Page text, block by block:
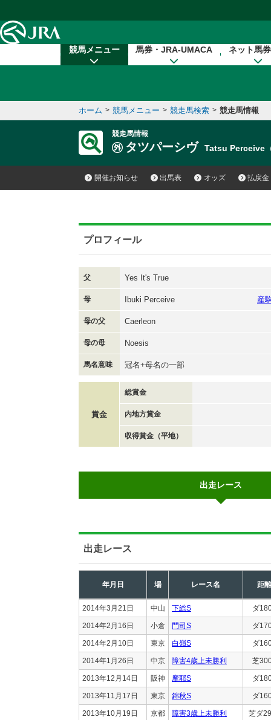
競馬メニュー 馬券・JRA-UMACA ネット馬
ホーム > 競馬メニュー > 競走馬検索 > 競走馬情報
競走馬情報
タツパーシヴ Tatsu Perceive
開催お知らせ 出馬表 オッズ 払戻金
プロフィール
父 Yes It's True
母 Ibuki Perceive 産
母の父 Caerleon
母の母 Noesis
馬名意味 冠名+母名の一部
賞金
総賞金
内地方賞金
収得賞金（平地）
出走レース
出走レース
年月日 場 レース名 距離
2014年3月21日 中山 下総S ダ
2014年2月16日 小倉 門司S ダ
2014年2月10日 東京 白嶺S ダ
2014年1月26日 中京 障害4歳上未勝利 芝
2013年12月14日 阪神 摩耶S ダ
2013年11月17日 東京 錦秋S ダ
2013年10月19日 京都 障害3歳上未勝利 芝ダ